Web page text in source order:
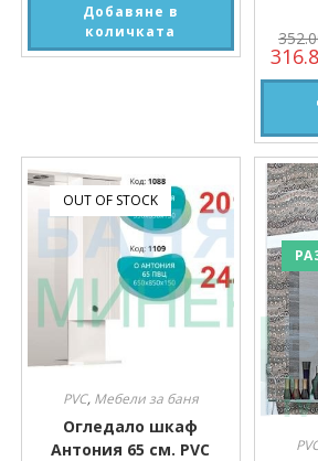
Добавяне в
количката
OUT OF STOCK
PVC, Мебели за баня
Огледало шкаф
Антония 65 см. PVC